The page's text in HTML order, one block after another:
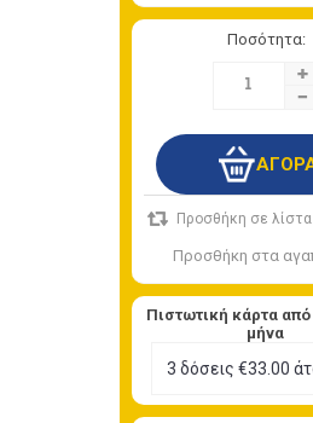
Ποσότητα:
+
-
Πιστωτική κάρτα από
μήνα